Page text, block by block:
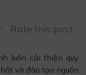
Rate this post
luôn cải thiện quy
và đào tạo nguồn